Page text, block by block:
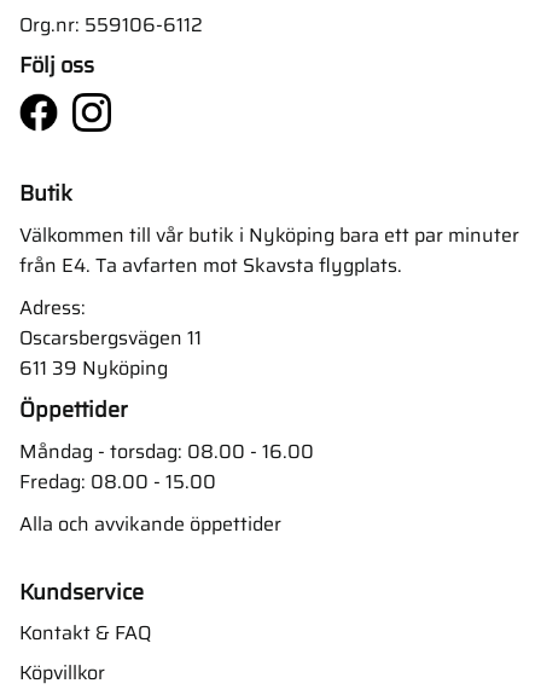
Org.nr: 559106-6112
Följ oss
Butik
Välkommen till vår butik i Nyköping bara ett par minuter
från E4. Ta avfarten mot Skavsta flygplats.
Adress:
Oscarsbergsvägen 11
611 39 Nyköping
Öppettider
Måndag - torsdag: 08.00 - 16.00
Fredag: 08.00 - 15.00
Alla och avvikande öppettider
Kundservice
Kontakt & FAQ
Köpvillkor